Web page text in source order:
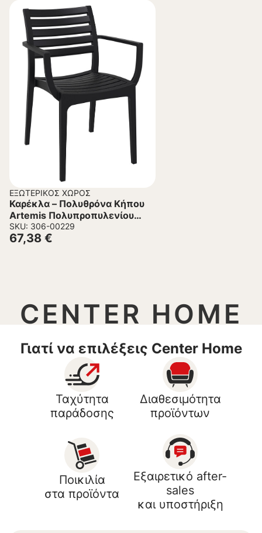
ΕΞΩΤΕΡΙΚΌΣ ΧΏΡΟΣ
Καρέκλα – Πολυθρόνα Κήπου
Artemis Πολυπροπυλενίου
Μαύρο 58x58x83.5 εκ.
SKU: 306-00229
67,38 €
CENTER HOME
Γιατί να επιλέξεις Center Home
Ταχύτητα
παράδοσης
Διαθεσιμότητα
προϊόντων
Ποικιλία
στα προϊόντα
Εξαιρετικό after-
sales
και υποστήριξη